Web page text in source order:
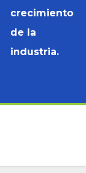
crecimiento
de la
industria.